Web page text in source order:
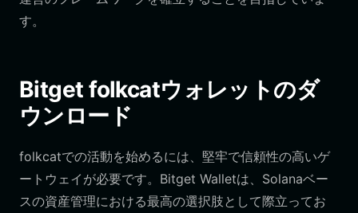
す。
Bitget folkcatウォレットのダ
ウンロード
folkcatでの活動を始めるには、堅牢で信頼性の高いゲ
ートウェイが必要です。Bitget Walletは、Solanaベー
スの資産管理における最高の選択肢として際立ってお